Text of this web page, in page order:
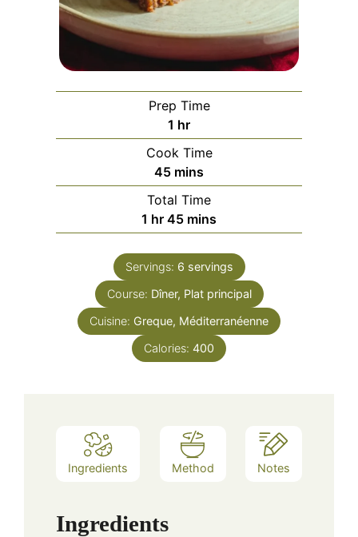
Prep Time
1 hour
hr
Cook Time
45minutes
mins
Total Time
1 hour
hr 45minutes
mins
Servings: 6 servings
Course: Dîner, Plat principal
Cuisine: Greque, Méditerranéenne
Calories: 400
Ingredients Method Notes
Ingredients